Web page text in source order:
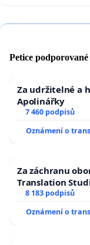
Petice
Za udržitelné a
Apolinářky
7 460 podpisů
Oznámení o
Za záchranu
Translation
University
8 183 podpisů
Oznámení o